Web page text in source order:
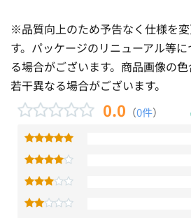
※品質向上のため予告なく仕様を
す。パッケージのリニューアル等
る場合がございます。商品画像の色
若干異なる場合がございます。
0.0 （0件）